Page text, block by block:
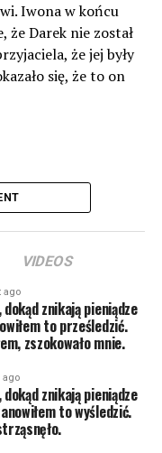
Iwona w końcu
że Darek nie został
że jej były
się, że to on
VIDEOS
ago
dokąd znikają pieniądze
to prześledzić.
zszokowało mnie.
ago
dokąd znikają pieniądze
to wyśledzić.